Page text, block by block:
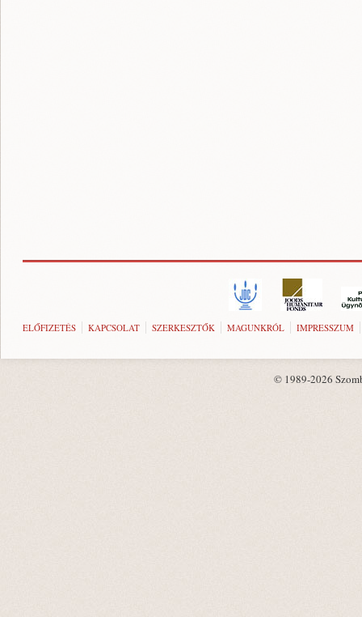
ELŐFIZETÉS KAPCSOLAT SZERKESZTŐK MAGUNKRÓL IMPRESSZUM
© 1989-2026